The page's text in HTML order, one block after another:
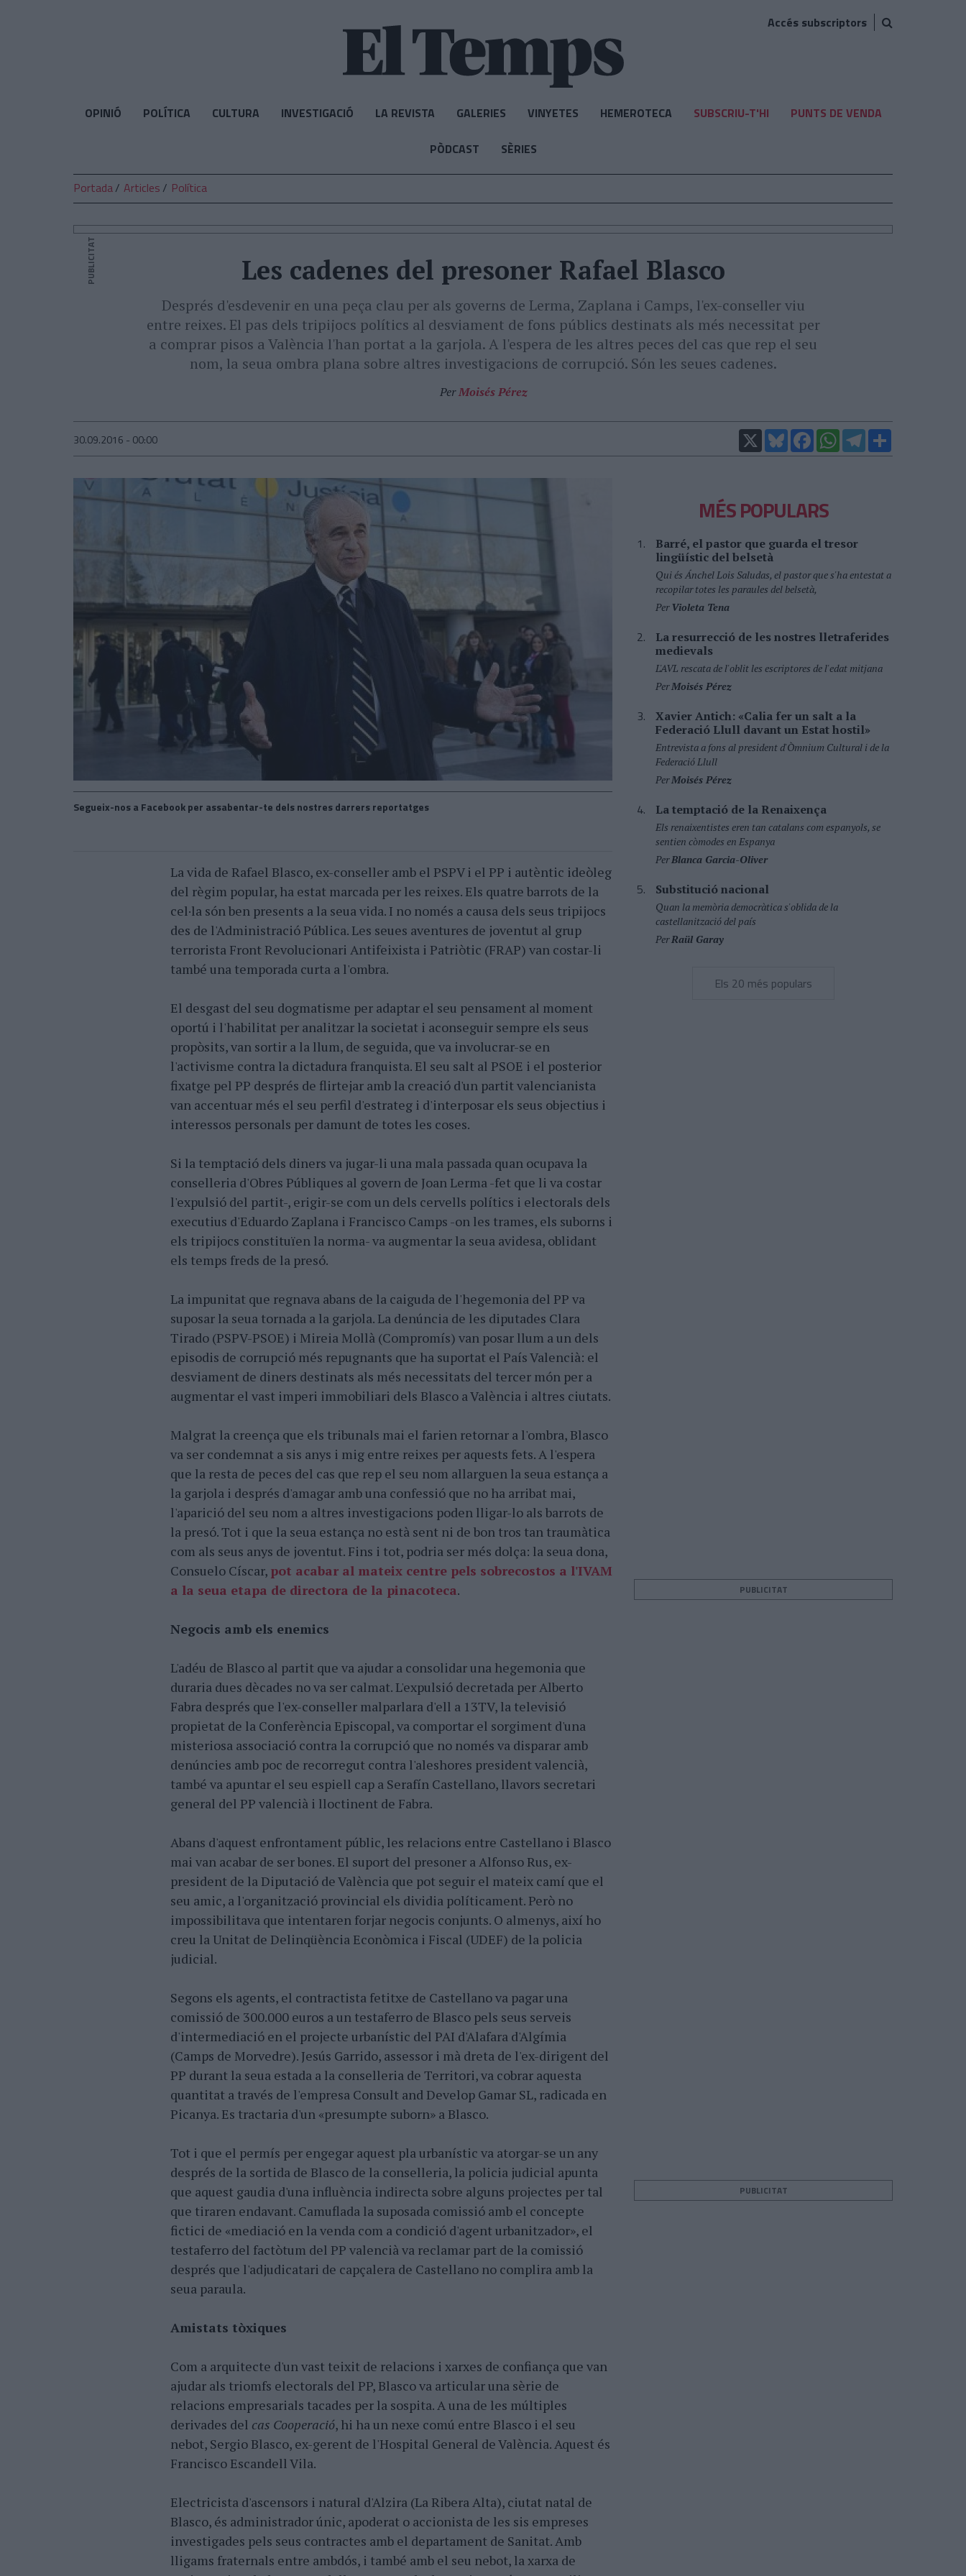
Accés subscriptors
OPINIÓ POLÍTICA CULTURA INVESTIGACIÓ LA REVISTA GALERIES VINYETES HEMEROTECA SUBSCRIU-T'HI PUNTS DE VENDA
PÒDCAST SÈRIES
Portada Articles Política
PUBLICITAT Les cadenes del presoner Rafael Blasco
Després d'esdevenir en una peça clau per als governs de Lerma, Zaplana i Camps, l'ex-conseller viu
entre reixes. El pas dels tripijocs polítics al desviament de fons públics destinats als més necessitat per
a comprar pisos a València l'han portat a la garjola. A l'espera de les altres peces del cas que rep el seu
nom, la seua ombra plana sobre altres investigacions de corrupció. Són les seues cadenes.
PerMoisés Pérez
30.09.2016 - 00:00 X BlueskyFacebookWhatsAppTelegram
Segueix-nos a Facebook per assabentar-te dels nostres darrers reportatges
La vida de Rafael Blasco, ex-conseller amb el PSPV i el PP i autèntic ideòleg
del règim popular, ha estat marcada per les reixes. Els quatre barrots de la
cel·la són ben presents a la seua vida. I no només a causa dels seus tripijocs
des de l'Administració Pública. Les seues aventures de joventut al grup
terrorista Front Revolucionari Antifeixista i Patriòtic (FRAP) van costar-li
també una temporada curta a l'ombra.
El desgast del seu dogmatisme per adaptar el seu pensament al moment
oportú i l'habilitat per analitzar la societat i aconseguir sempre els seus
propòsits, van sortir a la llum, de seguida, que va involucrar-se en
l'activisme contra la dictadura franquista. El seu salt al PSOE i el posterior
fixatge pel PP després de flirtejar amb la creació d'un partit valencianista
van accentuar més el seu perfil d'estrateg i d'interposar els seus objectius i
interessos personals per damunt de totes les coses.
Si la temptació dels diners va jugar-li una mala passada quan ocupava la
conselleria d'Obres Públiques al govern de Joan Lerma -fet que li va costar
l'expulsió del partit-, erigir-se com un dels cervells polítics i electorals dels
executius d'Eduardo Zaplana i Francisco Camps -on les trames, els suborns i
els tripijocs constituïen la norma- va augmentar la seua avidesa, oblidant
els temps freds de la presó.
La impunitat que regnava abans de la caiguda de l'hegemonia del PP va
suposar la seua tornada a la garjola. La denúncia de les diputades Clara
Tirado (PSPV-PSOE) i Mireia Mollà (Compromís) van posar llum a un dels
episodis de corrupció més repugnants que ha suportat el País Valencià: el
desviament de diners destinats als més necessitats del tercer món per a
augmentar el vast imperi immobiliari dels Blasco a València i altres ciutats.
Malgrat la creença que els tribunals mai el farien retornar a l'ombra, Blasco
va ser condemnat a sis anys i mig entre reixes per aquests fets. A l'espera
que la resta de peces del cas que rep el seu nom allarguen la seua estança a
la garjola i després d'amagar amb una confessió que no ha arribat mai,
l'aparició del seu nom a altres investigacions poden lligar-lo als barrots de
la presó. Tot i que la seua estança no està sent ni de bon tros tan traumàtica
com als seus anys de joventut. Fins i tot, podria ser més dolça: la seua dona,
Consuelo Císcar, pot acabar al mateix centre pels sobrecostos a l'IVAM
a la seua etapa de directora de la pinacoteca.
Negocis amb els enemics
L'adéu de Blasco al partit que va ajudar a consolidar una hegemonia que
duraria dues dècades no va ser calmat. L'expulsió decretada per Alberto
Fabra després que l'ex-conseller malparlara d'ell a 13TV, la televisió
propietat de la Conferència Episcopal, va comportar el sorgiment d'una
misteriosa associació contra la corrupció que no només va disparar amb
denúncies amb poc de recorregut contra l'aleshores president valencià,
també va apuntar el seu espiell cap a Serafín Castellano, llavors secretari
general del PP valencià i lloctinent de Fabra.
Abans d'aquest enfrontament públic, les relacions entre Castellano i Blasco
mai van acabar de ser bones. El suport del presoner a Alfonso Rus, ex-
president de la Diputació de València que pot seguir el mateix camí que el
seu amic, a l'organització provincial els dividia políticament. Però no
impossibilitava que intentaren forjar negocis conjunts. O almenys, així ho
creu la Unitat de Delinqüència Econòmica i Fiscal (UDEF) de la policia
judicial.
Segons els agents, el contractista fetitxe de Castellano va pagar una
comissió de 300.000 euros a un testaferro de Blasco pels seus serveis
d'intermediació en el projecte urbanístic del PAI d'Alafara d'Algímia
(Camps de Morvedre). Jesús Garrido, assessor i mà dreta de l'ex-dirigent del
PP durant la seua estada a la conselleria de Territori, va cobrar aquesta
quantitat a través de l'empresa Consult and Develop Gamar SL, radicada en
Picanya. Es tractaria d'un «presumpte suborn» a Blasco.
Tot i que el permís per engegar aquest pla urbanístic va atorgar-se un any
després de la sortida de Blasco de la conselleria, la policia judicial apunta
que aquest gaudia d'una influència indirecta sobre alguns projectes per tal
que tiraren endavant. Camuflada la suposada comissió amb el concepte
fictici de «mediació en la venda com a condició d'agent urbanitzador», el
testaferro del factòtum del PP valencià va reclamar part de la comissió
després que l'adjudicatari de capçalera de Castellano no complira amb la
seua paraula.
Amistats tòxiques
Com a arquitecte d'un vast teixit de relacions i xarxes de confiança que van
ajudar als triomfs electorals del PP, Blasco va articular una sèrie de
relacions empresarials tacades per la sospita. A una de les múltiples
derivades del cas Cooperació, hi ha un nexe comú entre Blasco i el seu
nebot, Sergio Blasco, ex-gerent de l'Hospital General de València. Aquest és
Francisco Escandell Vila.
Electricista d'ascensors i natural d'Alzira (La Ribera Alta), ciutat natal de
Blasco, és administrador únic, apoderat o accionista de les sis empreses
investigades pels seus contractes amb el departament de Sanitat. Amb
lligams fraternals entre ambdós, i també amb el seu nebot, la xarxa de
MÉS POPULARS
Barré, el pastor que guarda el tresor
lingüístic del belsetà
Qui és Ánchel Lois Saludas, el pastor que s'ha entestat a
recopilar totes les paraules del belsetà,
PerVioleta Tena
La resurrecció de les nostres lletraferides
medievals
L'AVL rescata de l'oblit les escriptores de l'edat mitjana
PerMoisés Pérez
Xavier Antich: «Calia fer un salt a la
Federació Llull davant un Estat hostil»
Entrevista a fons al president d'Òmnium Cultural i de la
Federació Llull
PerMoisés Pérez
La temptació de la Renaixença
Els renaixentistes eren tan catalans com espanyols, se
sentien còmodes en Espanya
PerBlanca Garcia-Oliver
Substitució nacional
Quan la memòria democràtica s'oblida de la
castellanització del país
PerRaül Garay
Els 20 més populars
PUBLICITAT
PUBLICITAT